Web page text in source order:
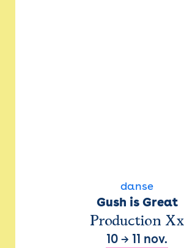
danse
Gush is Great
Production Xx
10 → 11 nov.